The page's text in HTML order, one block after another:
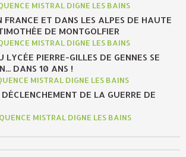
MISTRAL DIGNE LES BAINS
FRANCE ET DANS LES ALPES DE HAUTE
DE MONTGOLFIER
MISTRAL DIGNE LES BAINS
LYCÉE PIERRE-GILLES DE GENNES SE
DANS 10 ANS !
MISTRAL DIGNE LES BAINS
DE LA GUERRE DE
MISTRAL DIGNE LES BAINS